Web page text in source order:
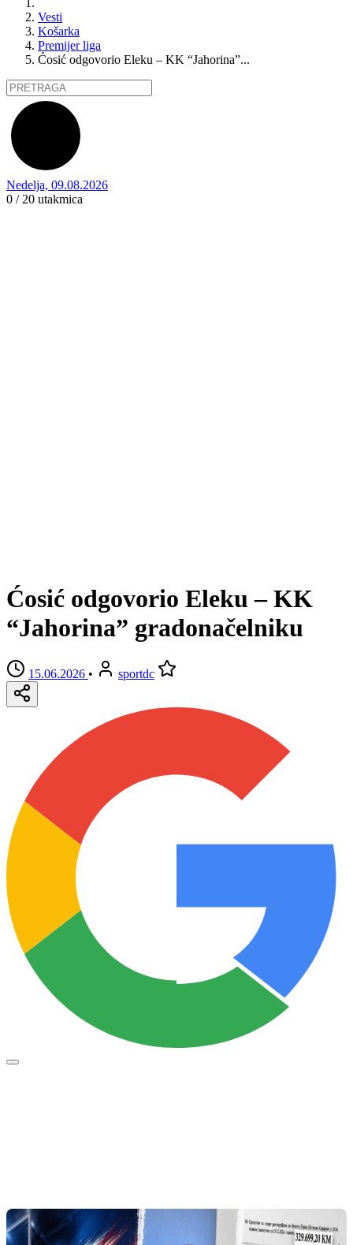
Vesti
Košarka
Premijer liga
Ćosić odgovorio Eleku – KK “Jahorina”...
Nedelja, 09.08.2026
0 / 20 utakmica
Ćosić odgovorio Eleku – KK
“Jahorina” gradonačelniku
15.06.2026 • sportdc